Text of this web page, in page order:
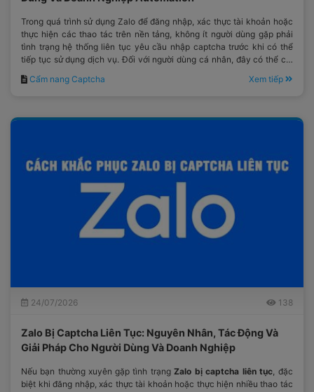
Trong quá trình sử dụng Zalo để đăng nhập, xác thực tài khoản hoặc
thực hiện các thao tác trên nền tảng, không ít người dùng gặp phải
tình trạng hệ thống liên tục yêu cầu nhập captcha trước khi có thể
tiếp tục sử dụng dịch vụ. Đối với người dùng cá nhân, đây có thể chỉ
Cẩm nang Captcha Xem tiếp
24/07/2026 138
Zalo Bị Captcha Liên Tục: Nguyên Nhân, Tác Động Và
Giải Pháp Cho Người Dùng Và Doanh Nghiệp
Nếu bạn thường xuyên gặp tình trạng Zalo bị captcha liên tục , đặc
biệt khi đăng nhập, xác thực tài khoản hoặc thực hiện nhiều thao tác